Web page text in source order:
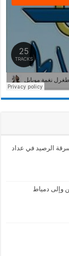
الرصيد في عداد
وإلى دمياط